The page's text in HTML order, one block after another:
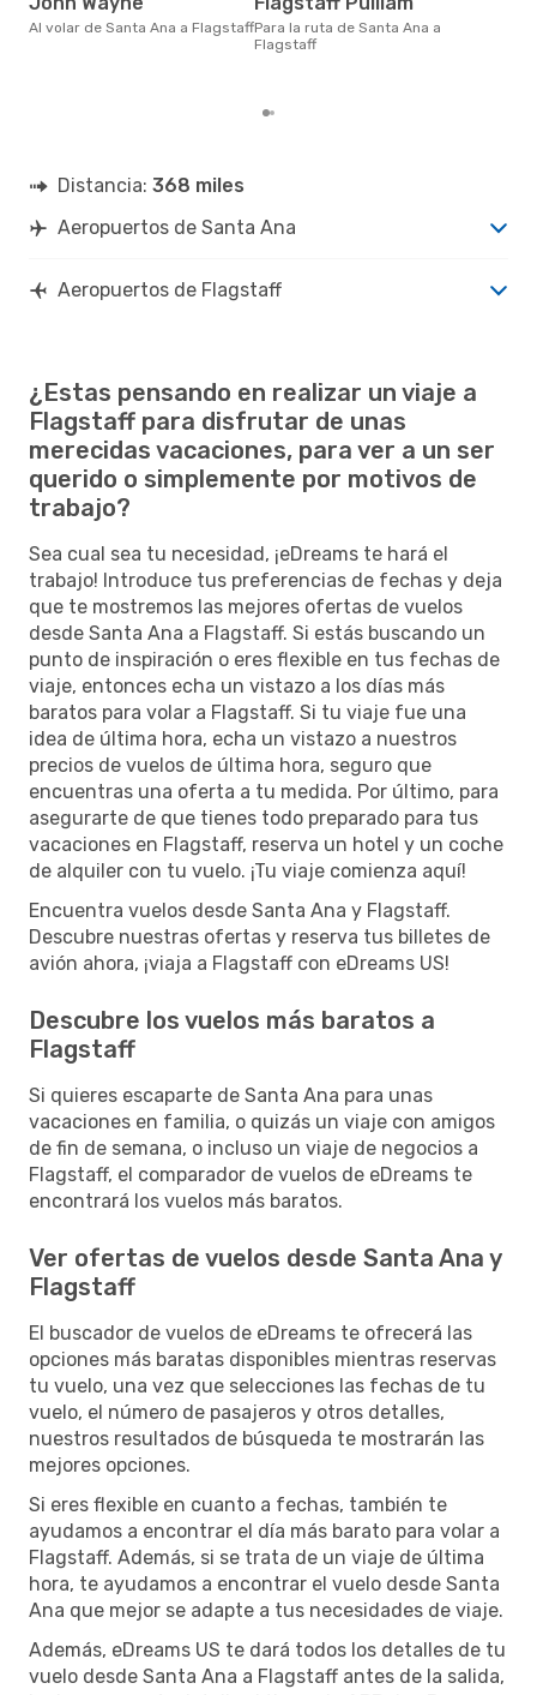
Al volar de Santa Ana a FlagstaffPara la ruta de Santa Ana a
Flagstaff
Distancia: 368 miles
Aeropuertos de Santa Ana
Aeropuertos de Flagstaff
¿Estas pensando en realizar un viaje a
Flagstaff para disfrutar de unas
merecidas vacaciones, para ver a un ser
querido o simplemente por motivos de
trabajo?
Sea cual sea tu necesidad, ¡eDreams te hará el
trabajo! Introduce tus preferencias de fechas y deja
que te mostremos las mejores ofertas de vuelos
desde Santa Ana a Flagstaff. Si estás buscando un
punto de inspiración o eres flexible en tus fechas de
viaje, entonces echa un vistazo a los días más
baratos para volar a Flagstaff. Si tu viaje fue una
idea de última hora, echa un vistazo a nuestros
precios de vuelos de última hora, seguro que
encuentras una oferta a tu medida. Por último, para
asegurarte de que tienes todo preparado para tus
vacaciones en Flagstaff, reserva un hotel y un coche
de alquiler con tu vuelo. ¡Tu viaje comienza aquí!
Encuentra vuelos desde Santa Ana y Flagstaff.
Descubre nuestras ofertas y reserva tus billetes de
avión ahora, ¡viaja a Flagstaff con eDreams US!
Descubre los vuelos más baratos a
Flagstaff
Si quieres escaparte de Santa Ana para unas
vacaciones en familia, o quizás un viaje con amigos
de fin de semana, o incluso un viaje de negocios a
Flagstaff, el comparador de vuelos de eDreams te
encontrará los vuelos más baratos.
Ver ofertas de vuelos desde Santa Ana y
Flagstaff
El buscador de vuelos de eDreams te ofrecerá las
opciones más baratas disponibles mientras reservas
tu vuelo, una vez que selecciones las fechas de tu
vuelo, el número de pasajeros y otros detalles,
nuestros resultados de búsqueda te mostrarán las
mejores opciones.
Si eres flexible en cuanto a fechas, también te
ayudamos a encontrar el día más barato para volar a
Flagstaff. Además, si se trata de un viaje de última
hora, te ayudamos a encontrar el vuelo desde Santa
Ana que mejor se adapte a tus necesidades de viaje.
Además, eDreams US te dará todos los detalles de tu
vuelo desde Santa Ana a Flagstaff antes de la salida,